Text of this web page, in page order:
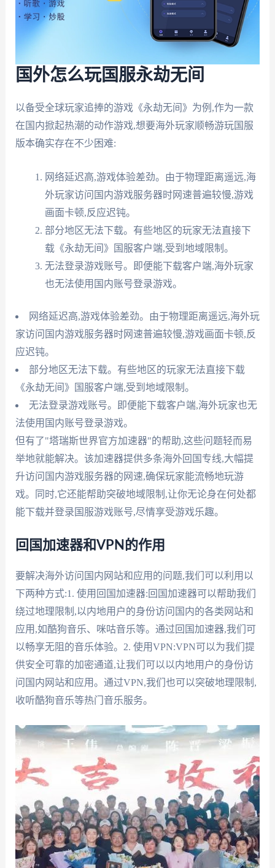
国外怎么玩国服永劫无间
以备受全球玩家追捧的游戏《永劫无间》为例,作为一款
在国内掀起热潮的动作游戏,想要海外玩家顺畅游玩国服
版本确实存在不少困难:
网络延迟高,游戏体验差劲。由于物理距离遥远,海
外玩家访问国内游戏服务器时网速普遍较慢,游戏
画面卡顿,反应迟钝。
部分地区无法下载。有些地区的玩家无法直接下
载《永劫无间》国服客户端,受到地域限制。
无法登录游戏账号。即便能下载客户端,海外玩家
也无法使用国内账号登录游戏。
网络延迟高,游戏体验差劲。由于物理距离遥远,海外玩
家访问国内游戏服务器时网速普遍较慢,游戏画面卡顿,反
应迟钝。
部分地区无法下载。有些地区的玩家无法直接下载
《永劫无间》国服客户端,受到地域限制。
无法登录游戏账号。即便能下载客户端,海外玩家也无
法使用国内账号登录游戏。
但有了"塔瑞斯世界官方加速器"的帮助,这些问题轻而易
举地就能解决。该加速器提供多条海外回国专线,大幅提
升访问国内游戏服务器的网速,确保玩家能流畅地玩游
戏。同时,它还能帮助突破地域限制,让你无论身在何处都
能下载并登录国服游戏账号,尽情享受游戏乐趣。
回国加速器和VPN的作用
要解决海外访问国内网站和应用的问题,我们可以利用以
下两种方式:1. 使用回国加速器:回国加速器可以帮助我们
绕过地理限制,以内地用户的身份访问国内的各类网站和
应用,如酷狗音乐、咪咕音乐等。通过回国加速器,我们可
以畅享无阻的音乐体验。2. 使用VPN:VPN可以为我们提
供安全可靠的加密通道,让我们可以以内地用户的身份访
问国内网站和应用。通过VPN,我们也可以突破地理限制,
收听酷狗音乐等热门音乐服务。